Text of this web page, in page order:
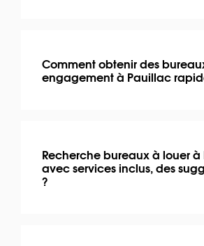
Comment obtenir des
engagement à Pauillac
Recherche bureaux à louer
avec services inclus, des
?